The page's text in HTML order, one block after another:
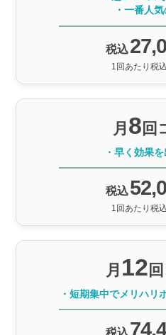
・一番人
税込
1回あたり税
月 8 回
・早く効果
税込
1回あたり税
月 12
・短期集中でメリハリ
税込